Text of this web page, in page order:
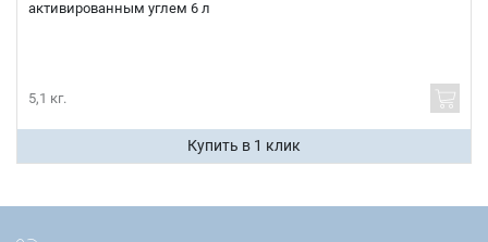
активированным углем 6 л
5,1 кг.
Купить в 1 клик